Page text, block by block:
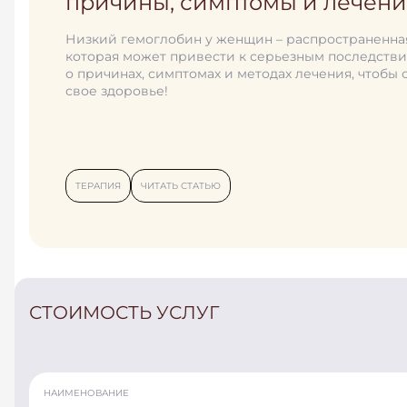
Малоподвижный образ жизни, длительная
также бесконечное нахождение за компьютером
экраном смартфона в прямом смысле слишком
перегружают нашу шею статичным напряжением в
ТЕРАПИЯ ЧИТАТЬ СТАТЬЮ
Низкий гемоглобин у женщин –
которая может привести к серьезным
о причинах, симптомах и методах лечения, чтобы
свое здоровье!
ТЕРАПИЯ ЧИТАТЬ СТАТЬЮ
СТОИМОСТЬ УСЛУГ
НАИМЕНОВАНИЕ